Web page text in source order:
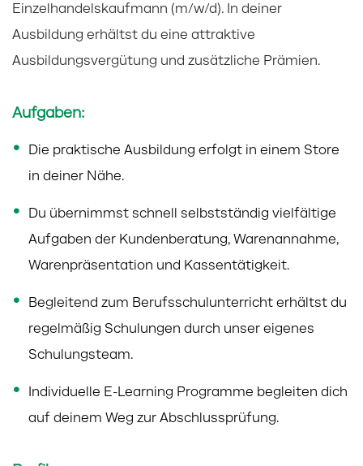
Einzelhandelskaufmann (m/w/d). In deiner
Ausbildung erhältst du eine attraktive
Ausbildungsvergütung und zusätzliche Prämien.
Aufgaben:
Die praktische Ausbildung erfolgt in einem Store
in deiner Nähe.
Du übernimmst schnell selbstständig vielfältige
Aufgaben der Kundenberatung, Warenannahme,
Warenpräsentation und Kassentätigkeit.
Begleitend zum Berufsschulunterricht erhältst du
regelmäßig Schulungen durch unser eigenes
Schulungsteam.
Individuelle E-Learning Programme begleiten dich
auf deinem Weg zur Abschlussprüfung.